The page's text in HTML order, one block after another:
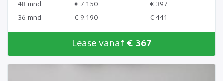
48 mnd
€ 7.150
€ 397
36 mnd
€ 9.190 € 441
Lease vanaf € 367